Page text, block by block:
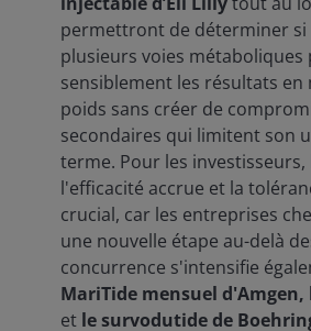
permettront de déterminer si
plusieurs voies
sensiblement les résultats
poids sans créer de
secondaires qui limitent son
terme. Pour les
l'efficacité accrue et la
crucial, car les entreprises
une nouvelle étape au-delà
concurrence s'intensifie
MariTide mensuel d'Amgen,
et le survodutide de